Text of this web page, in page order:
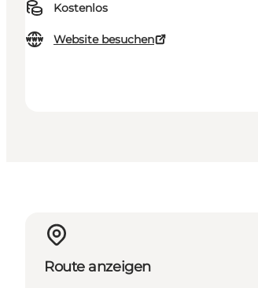
Kostenlos
Website besuchen
Route anzeigen